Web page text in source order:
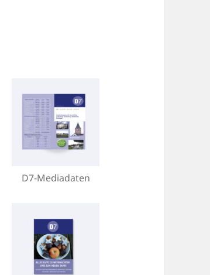
D7-Mediadaten